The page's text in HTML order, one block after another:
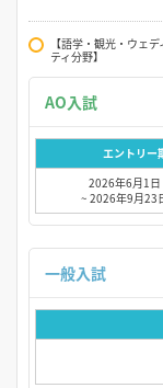
【語学・観光・ウェ
ティ分野】
エントリー
2026年6月1日
~ 2026年9月23